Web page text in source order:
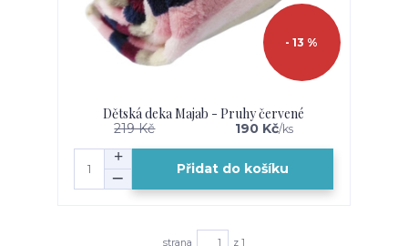
- 13 %
Dětská deka Majab - Pruhy červené
219 Kč 190 Kč/ks
Přidat do košíku
strana z 1